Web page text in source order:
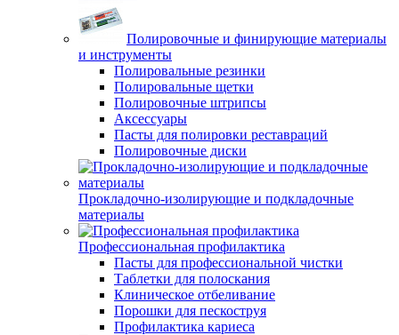
Полировочные и финирующие материалы
и инструменты
Полировальные резинки
Полировальные щетки
Полировочные штрипсы
Аксессуары
Пасты для полировки реставраций
Полировочные диски
Прокладочно-изолирующие и подкладочные
материалы
Профессиональная профилактика
Пасты для профессиональной чистки
Таблетки для полоскания
Клиническое отбеливание
Порошки для пескоструя
Профилактика кариеса